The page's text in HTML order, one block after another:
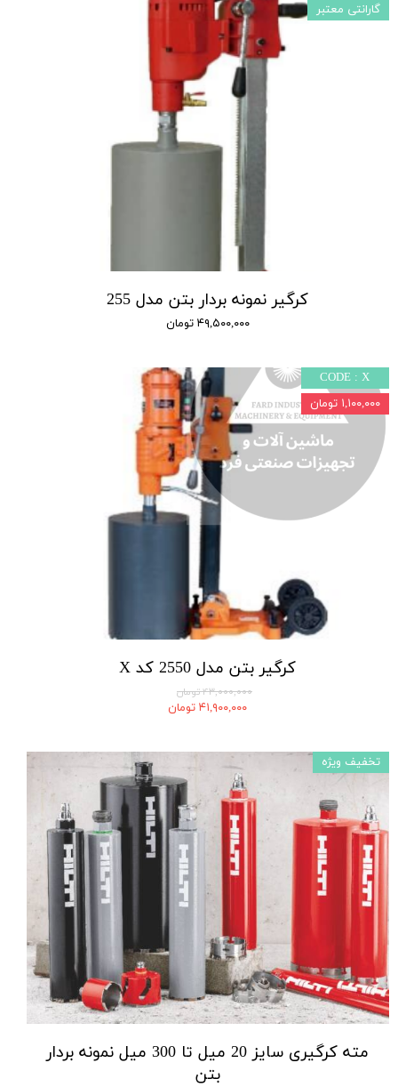
کرگیر نمونه بردار بتن مدل 255
۴۹,۵۰۰,۰۰۰ تومان
گارانتی معتبر
کرگیر بتن مدل 2550 کد X
۴۳,۰۰۰,۰۰۰ تومان
۴۱,۹۰۰,۰۰۰ تومان
CODE : X
۱,۱۰۰,۰۰۰ تومان
مته کرگیری سایز 20 میل تا 300 میل نمونه بردار
بتن
تخفیف ویژه